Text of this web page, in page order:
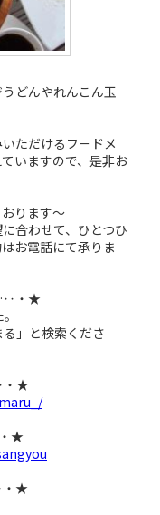
どんやれんこん玉
ただけるフードメ
いますので、是非お
ります～
合わせて、ひとつひ
お電話にて承りま
・★
」と検索くださ
★
★
★